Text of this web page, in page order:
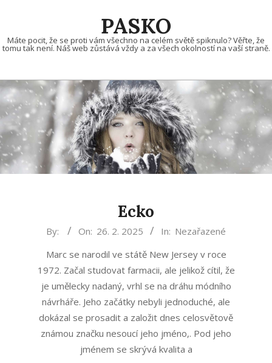
content
PASKO
Máte pocit, že se proti vám všechno na celém světě spiknulo? Věřte, že
tomu tak není. Náš web zůstává vždy a za všech okolností na vaší straně.
Ecko
2025-
By: On: 26. 2. 2025 In: Nezařazené
Marc se narodil ve státě New Jersey v roce
1972. Začal studovat farmacii, ale jelikož cítil, že
je umělecky nadaný, vrhl se na dráhu módního
návrháře. Jeho začátky nebyli jednoduché, ale
dokázal se prosadit a založit dnes celosvětově
známou značku nesoucí jeho jméno,. Pod jeho
jménem se skrývá kvalita a